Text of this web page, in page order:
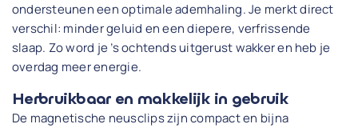
ondersteunen een optimale ademhaling. Je merkt direct
verschil: minder geluid en een diepere, verfrissende
slaap. Zo word je ’s ochtends uitgerust wakker en heb je
overdag meer energie.
Herbruikbaar en makkelijk in gebruik
De magnetische neusclips zijn compact en bijna